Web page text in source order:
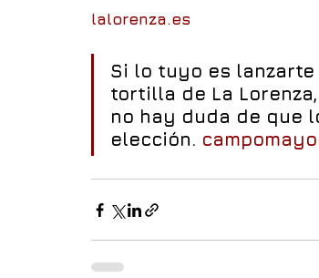
lalorenza.es
Si lo tuyo es
tortilla de La
no hay duda de que
elección.